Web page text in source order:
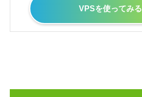
VPSを使ってみる